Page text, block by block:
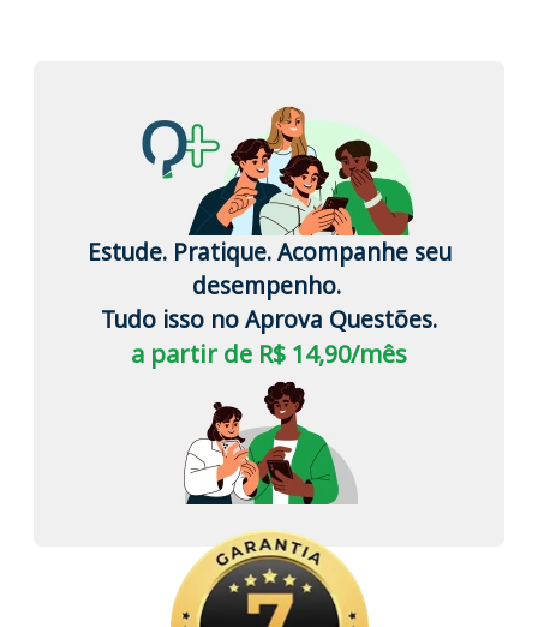
Estude. Pratique. Acompanhe seu
desempenho.
Tudo isso no Aprova Questões.
a partir de R$ 14,90/mês